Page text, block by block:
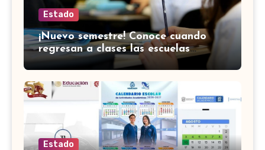
Estado
¡Nuevo semestre! Conoce cuando
regresan a clases las escuelas
normales en Guanajuato
Estado